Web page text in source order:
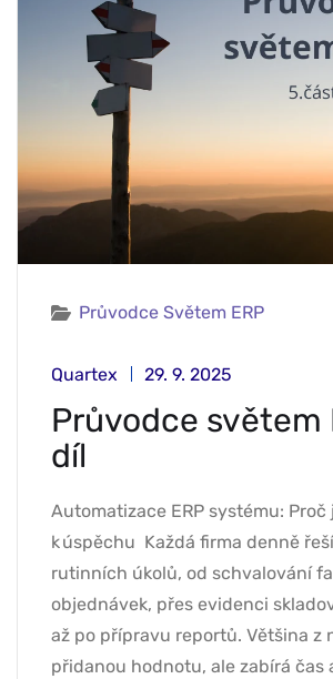
Průvodce Světem ERP
Quartex 29. 9. 2025
Průvodce světem
díl
Automatizace ERP systému: Proč
k úspěchu Každá firma denně
rutinních úkolů, od schvalování
objednávek, přes evidenci
až po přípravu reportů. Většina z
přidanou hodnotu, ale zabírá čas